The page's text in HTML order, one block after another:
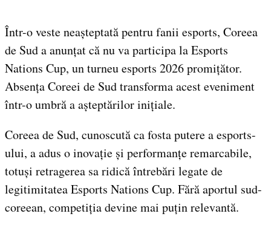
Într-o veste neașteptată pentru fanii esports, Coreea
de Sud a anunțat că nu va participa la Esports
Nations Cup, un turneu esports 2026 promițător.
Absența Coreei de Sud transforma acest eveniment
într-o umbră a așteptărilor inițiale.
Coreea de Sud, cunoscută ca fosta putere a esports-
ului, a adus o inovație și performanțe remarcabile,
totuși retragerea sa ridică întrebări legate de
legitimitatea Esports Nations Cup. Fără aportul sud-
coreean, competiția devine mai puțin relevantă.